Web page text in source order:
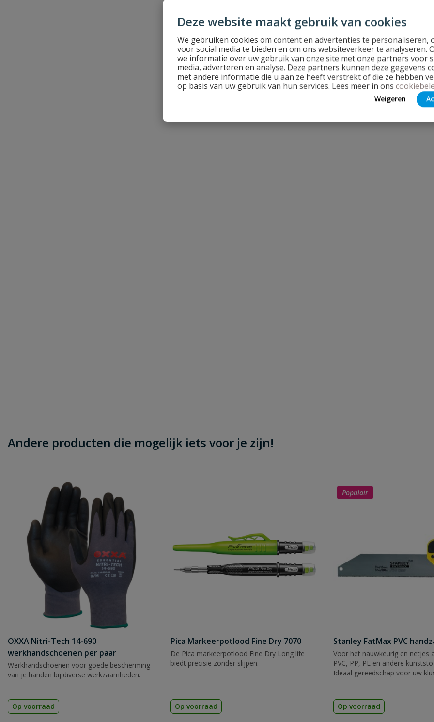
Deze website maakt gebruik van cookies
We gebruiken cookies om content en advertenties te personaliseren,
voor social media te bieden en om ons websiteverkeer te analyseren.
we informatie over uw gebruik van onze site met onze partners voor
media, adverteren en analyse. Deze partners kunnen deze gegevens
met andere informatie die u aan ze heeft verstrekt of die ze hebben
op basis van uw gebruik van hun services. Lees meer in ons
Weigeren
Andere producten die mogelijk iets voor je zijn!
OXXA Nitri-Tech 14-690
werkhandschoenen per paar
Werkhandschoenen voor goede bescherming
van je handen bij diverse werkzaamheden.
Op voorraad
Pica Markeerpotlood Fine Dry 7070
De Pica markeerpotlood Fine Dry Long life
biedt precisie zonder slijpen.
Op voorraad
Populair
Stanley FatMax PVC
Voor het nauwkeurig en netjes
PVC, PP, PE en andere
Ideaal gereedschap voor uw
Op voorraad